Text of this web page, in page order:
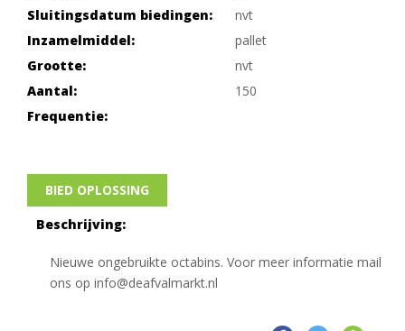
Sluitingsdatum biedingen:
nvt
Inzamelmiddel:
pallet
Grootte:
nvt
Aantal:
150
Frequentie:
BIED OPLOSSING
Beschrijving:
Nieuwe ongebruikte octabins. Voor meer informatie mail
ons op info@deafvalmarkt.nl